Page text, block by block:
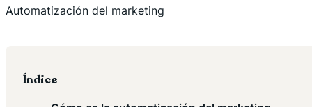
Automatización del marketing
Índice